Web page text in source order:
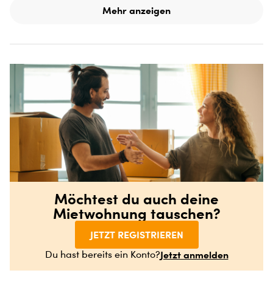
Mehr anzeigen
Möchtest du auch deine
Mietwohnung tauschen?
JETZT REGISTRIEREN
Du hast bereits ein Konto?Jetzt anmelden